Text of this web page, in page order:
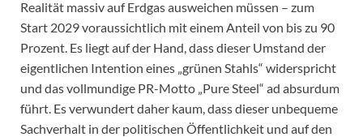
Realität massiv auf Erdgas ausweichen müssen – zum
Start 2029 voraussichtlich mit einem Anteil von bis zu 90
Prozent. Es liegt auf der Hand, dass dieser Umstand der
eigentlichen Intention eines „grünen Stahls“ widerspricht
und das vollmundige PR-Motto „Pure Steel“ ad absurdum
führt. Es verwundert daher kaum, dass dieser unbequeme
Sachverhalt in der politischen Öffentlichkeit und auf den